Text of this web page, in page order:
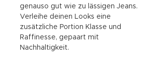
genauso gut wie zu lässigen Jeans.
Verleihe deinen Looks eine
zusätzliche Portion Klasse und
Raffinesse, gepaart mit
Nachhaltigkeit.